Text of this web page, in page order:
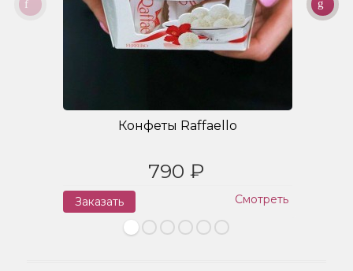
Конфеты Raffaello
790 ₽
Заказать Смотреть